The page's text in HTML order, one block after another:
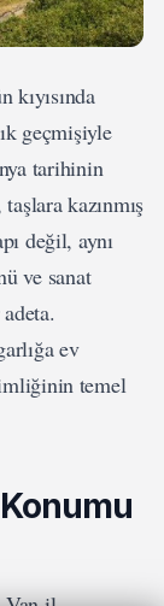
geçmişiyle
tarihinin
taşlara kazınmış
değil, aynı
ve sanat
ev
temel